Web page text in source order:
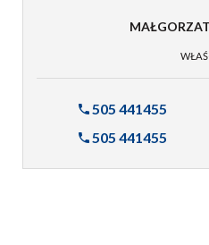
505 441455
505 441455